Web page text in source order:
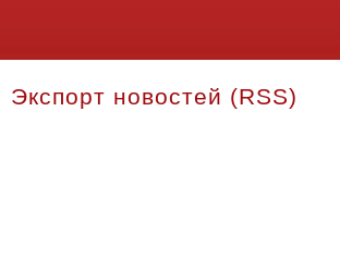
Экспорт новостей (RSS)